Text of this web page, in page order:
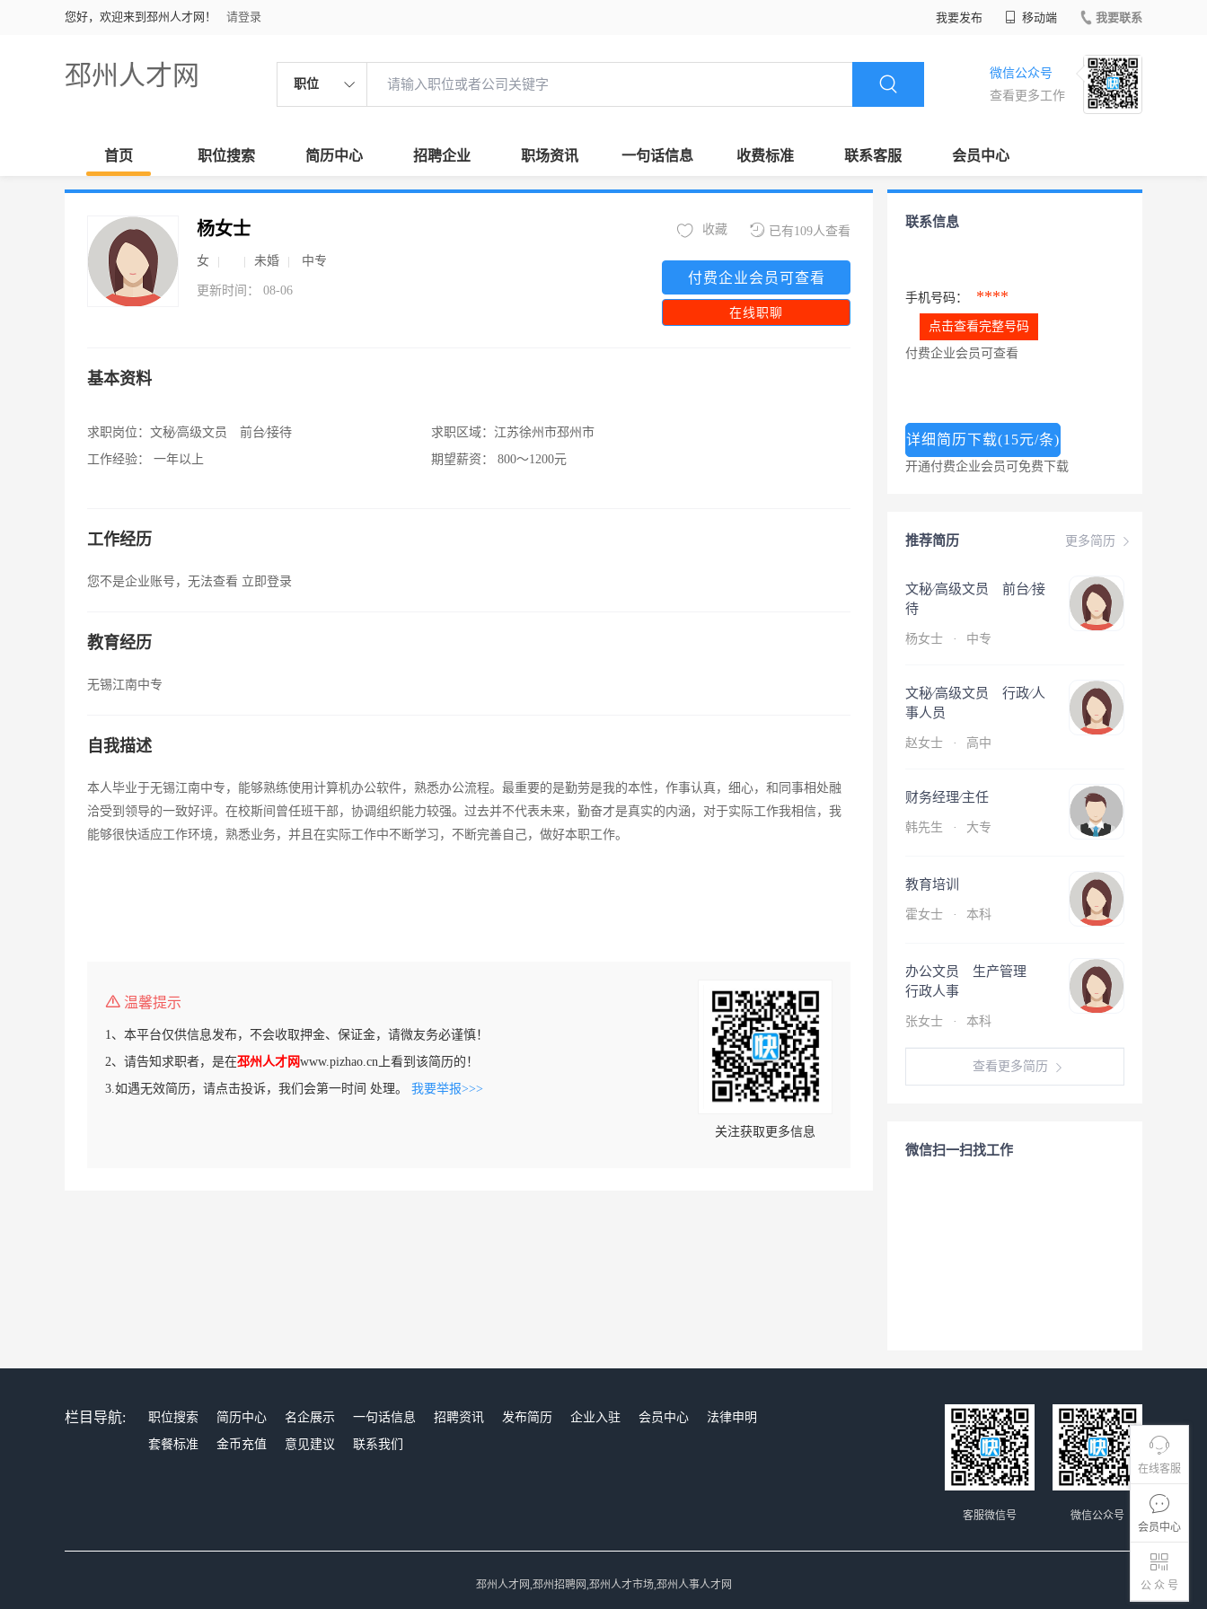
您好，欢迎来到邳州人才网！ 请登录 我要发布 移动端 我要联系
邳州人才网 职位
微信公众号
查看更多工作
首页 职位搜索 简历中心 招聘企业 职场资讯 一句话信息 收费标准 联系客服 会员中心
在线客服
会员中心
公 众 号
杨女士
女 未婚 中专
更新时间： 08-06
已有109人查看
收藏
付费企业会员可查看
在线职聊
基本资料
求职岗位： 文秘∕高级文员 前台∕接待
工作经验：
一年以上
求职区域： 江苏徐州市邳州市
期望薪资：
800～1200元
工作经历
您不是企业账号，无法查看 立即登录
教育经历
无锡江南中专
自我描述
本人毕业于无锡江南中专，能够熟练使用计算机办公软件，熟悉办公流程。最重要的是勤劳是我的本性，作事认真，细心，和同事相处融
洽受到领导的一致好评。在校斯间曾任班干部，协调组织能力较强。过去并不代表未来，勤奋才是真实的内涵，对于实际工作我相信，我
能够很快适应工作环境，熟悉业务，并且在实际工作中不断学习，不断完善自己，做好本职工作。
温馨提示
1、本平台仅供信息发布，不会收取押金、保证金，请微友务必谨慎！
2、请告知求职者，是在邳州人才网www.pizhao.cn上看到该简历的！
3.如遇无效简历，请点击投诉，我们会第一时间 处理。 我要举报>>>
关注获取更多信息
联系信息
手机号码： ****
点击查看完整号码
付费企业会员可查看
详细简历下载(15元/条)
开通付费企业会员可免费下载
更多简历
推荐简历
文秘∕高级文员 前台∕接
待
杨女士 · 中专
文秘∕高级文员 行政∕人
事人员
赵女士 · 高中
财务经理∕主任
韩先生 · 大专
教育培训
霍女士 · 本科
办公文员 生产管理
行政人事
张女士 · 本科
查看更多简历
微信扫一扫找工作
栏目导航: 职位搜索 简历中心 名企展示 一句话信息 招聘资讯 发布简历 企业入驻 会员中心
法律申明
套餐标准
金币充值 意见建议 联系我们
微信公众号
客服微信号
邳州人才网,邳州招聘网,邳州人才市场,邳州人事人才网